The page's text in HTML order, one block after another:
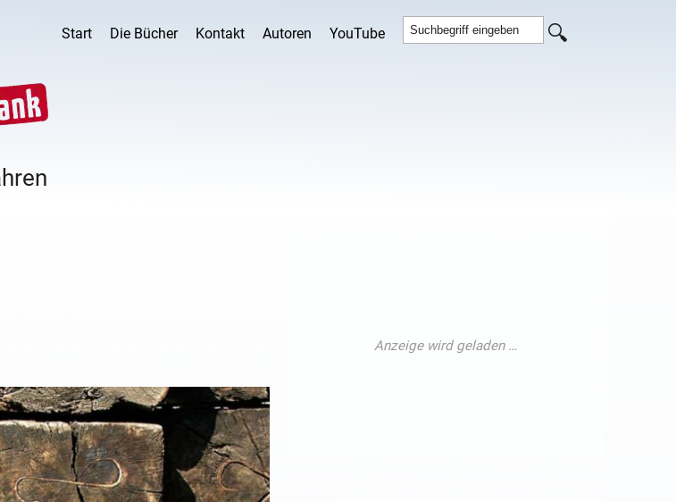
Start Die Bücher Kontakt Autoren YouTube